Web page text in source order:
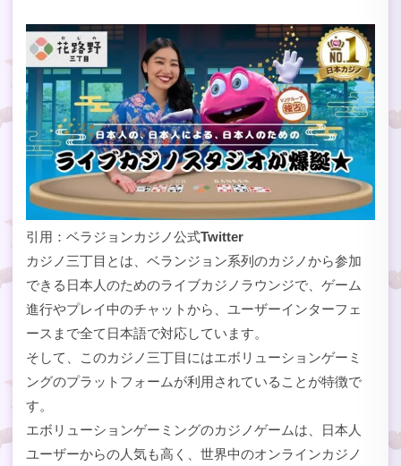
引用：ベラジョンカジノ公式Twitter
カジノ三丁目とは、ベランジョン系列のカジノから参加
できる日本人のためのライブカジノラウンジで、ゲーム
進行やプレイ中のチャットから、ユーザーインターフェ
ースまで全て日本語で対応しています。
そして、このカジノ三丁目にはエボリューションゲーミ
ングのプラットフォームが利用されていることが特徴で
す。
エボリューションゲーミングのカジノゲームは、日本人
ユーザーからの人気も高く、世界中のオンラインカジノ